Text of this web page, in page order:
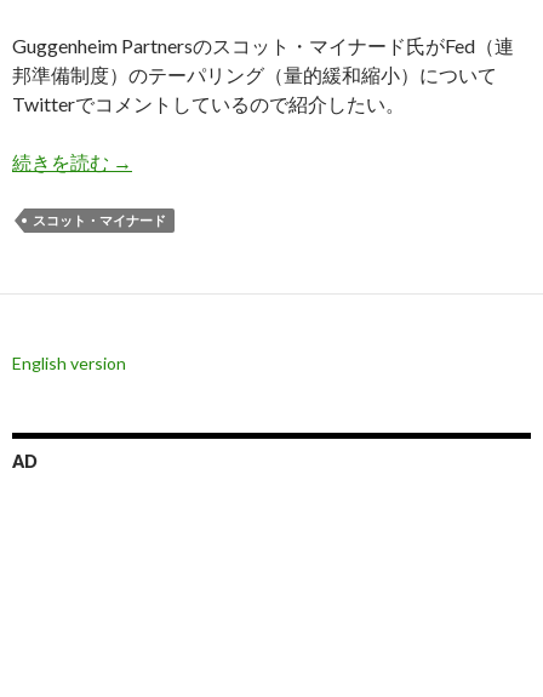
Guggenheim Partnersのスコット・マイナード氏がFed（連
邦準備制度）のテーパリング（量的緩和縮小）について
Twitterでコメントしているので紹介したい。
続きを読む マイナード氏: 9月のテーパリング発表は起こらな
→
スコット・マイナード
English version
AD